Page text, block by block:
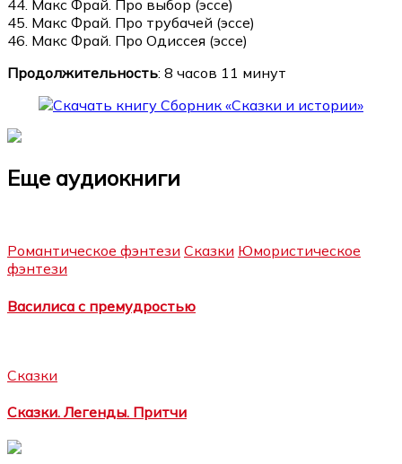
44. Макс Фрай. Про выбор (эссе)
45. Макс Фрай. Про трубачей (эссе)
46. Макс Фрай. Про Одиссея (эссе)
Продолжительность: 8 часов 11 минут
Еще аудиокниги
Романтическое фэнтези Сказки Юмористическое
фэнтези
Василиса с премудростью
Сказки
Сказки. Легенды. Притчи